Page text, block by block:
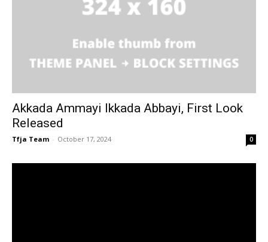
Akkada Ammayi Ikkada Abbayi, First Look
Released
Tfja Team - October 17, 2024 0